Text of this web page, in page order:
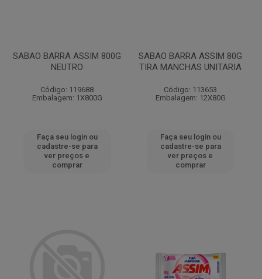
SABAO BARRA ASSIM 800G
NEUTRO
Código: 119688
Embalagem: 1X800G
Faça seu login ou
cadastre-se para
ver preços e
comprar
SABAO BARRA ASSIM 80G
TIRA MANCHAS UNITARIA
Código: 113653
Embalagem: 12X80G
Faça seu login ou
cadastre-se para
ver preços e
comprar